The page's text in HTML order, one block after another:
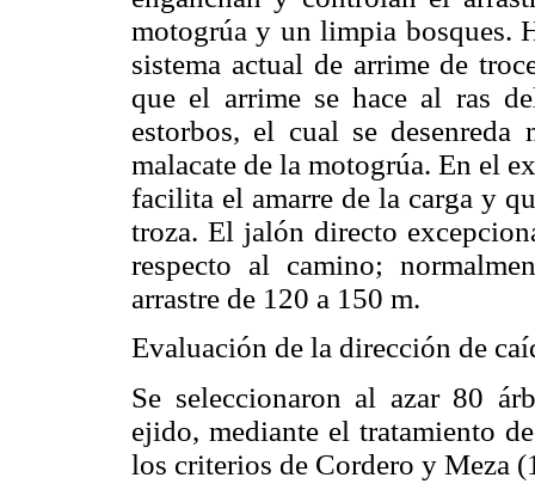
motogrúa y un limpia bosques.
sistema actual de arrime de
que el arrime se hace al ras
estorbos, el cual se desenreda
malacate de la motogrúa. En el
facilita el amarre de la carga y
troza. El jalón directo
respecto al camino;
arrastre de 120 a 150 m.
Evaluación de la dirección de
Se seleccionaron al azar 80
ejido, mediante el tratamiento
los criterios de Cordero y Meza